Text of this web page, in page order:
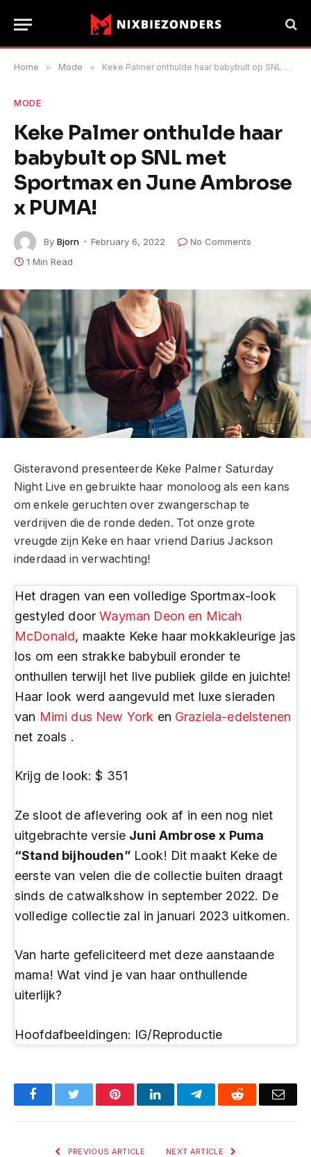
Home » Mode » Keke Palmer onthulde haar babybult op SNL met Sportmax en June Ambrose x PUMA!
MODE
Keke Palmer onthulde haar
babybult op SNL met
Sportmax en June Ambrose
x PUMA!
By Bjorn February 6, 2022
No Comments
1 Min Read
Gisteravond presenteerde Keke Palmer Saturday
Night Live en gebruikte haar monoloog als een kans
om enkele geruchten over zwangerschap te
verdrijven die de ronde deden. Tot onze grote
vreugde zijn Keke en haar vriend Darius Jackson
inderdaad in verwachting!
Het dragen van een volledige Sportmax-look
gestyled doorWayman Deon en Micah
McDonald, maakte Keke haar mokkakleurige jas
los om een ​​strakke babybuil eronder te
onthullen terwijl het live publiek gilde en juichte!
Haar look werd aangevuld met luxe sieraden
van Mimi dus New York en Graziela-edelstenen
net zoals .
Krijg de look: $ 351
Ze sloot de aflevering ook af in een nog niet
uitgebrachte versie Juni Ambrose x Puma
“Stand bijhouden”Look! Dit maakt Keke de
eerste van velen die de collectie buiten draagt ​​
sinds de catwalkshow in september 2022. De
volledige collectie zal in januari 2023 uitkomen.
Van harte gefeliciteerd met deze aanstaande
mama! Wat vind je van haar onthullende
uiterlijk?
Hoofdafbeeldingen: IG/Reproductie
FacebookTwitter PinterestLinkedInTelegramReddit
PREVIOUS ARTICLE NEXT ARTICLE